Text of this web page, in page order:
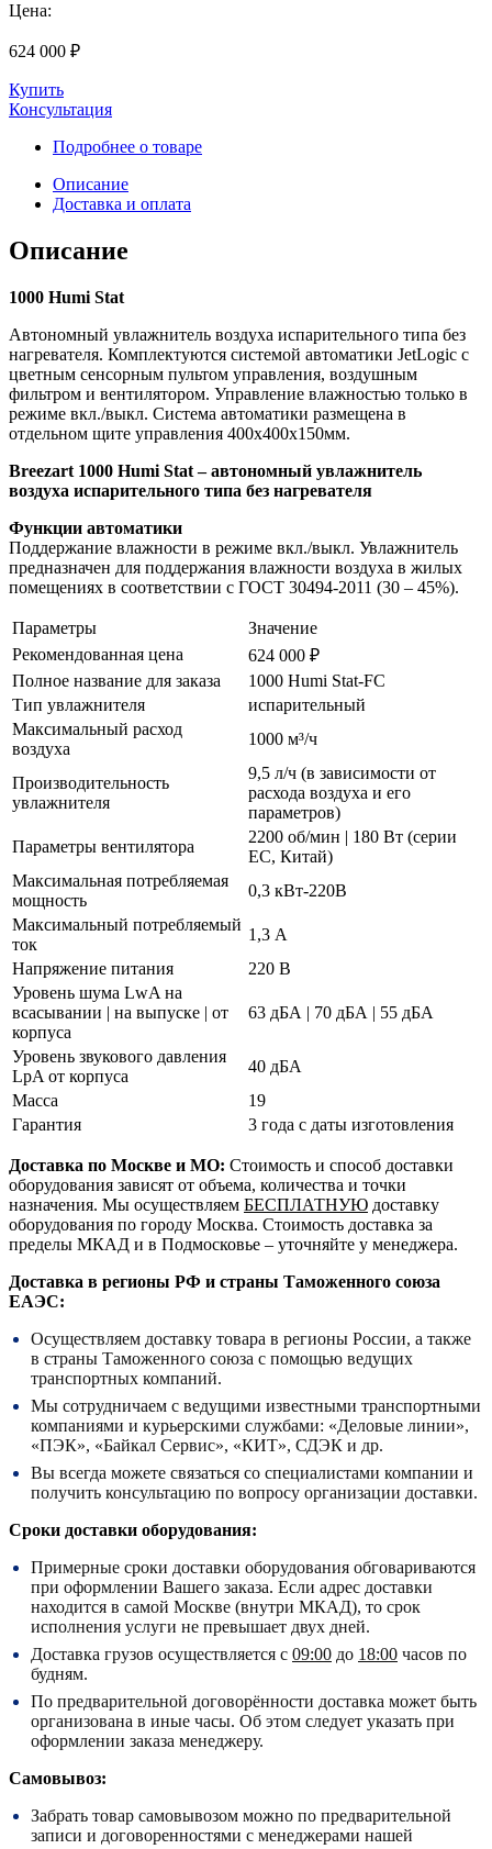
Цена:
624 000 ₽
Купить
Консультация
Подробнее о товаре
Описание
Доставка и оплата
Описание
1000 Humi Stat
Автономный увлажнитель воздуха испарительного типа без
нагревателя. Комплектуются системой автоматики JetLogic с
цветным сенсорным пультом управления, воздушным
фильтром и вентилятором. Управление влажностью только в
режиме вкл./выкл. Система автоматики размещена в
отдельном щите управления 400х400х150мм.
Breezart 1000 Humi Stat – автономный увлажнитель
воздуха испарительного типа без нагревателя
Функции автоматики
Поддержание влажности в режиме вкл./выкл. Увлажнитель
предназначен для поддержания влажности воздуха в жилых
помещениях в соответствии с ГОСТ 30494-2011 (30 – 45%).
Параметры
Значение
Рекомендованная цена
624 000 ₽
Полное название для заказа
1000 Humi Stat-FC
Тип увлажнителя
испарительный
Максимальный расход
воздуха
1000 м³/ч
Производительность
увлажнителя
9,5 л/ч (в зависимости от
расхода воздуха и его
параметров)
Параметры вентилятора
2200 об/мин | 180 Вт (серии
EC, Китай)
Максимальная потребляемая
мощность
0,3 кВт-220В
Максимальный потребляемый
ток
1,3 А
Напряжение питания
220 В
Уровень шума LwA на
всасывании | на выпуске | от
корпуса
63 дБА | 70 дБА | 55 дБА
Уровень звукового давления
LpA от корпуса
40 дБА
Масса
19
Гарантия
3 года с даты изготовления
Доставка по Москве и МО: Стоимость и способ доставки
оборудования зависят от объема, количества и точки
назначения. Мы осуществляем БЕСПЛАТНУЮ доставку
оборудования по городу Москва. Стоимость доставка за
пределы МКАД и в Подмосковье – уточняйте у менеджера.
Доставка в регионы РФ и страны Таможенного союза
ЕАЭС:
Осуществляем доставку товара в регионы России, а также
в страны Таможенного союза с помощью ведущих
транспортных компаний.
Мы сотрудничаем с ведущими известными транспортными
компаниями и курьерскими службами: «Деловые линии»,
«ПЭК», «Байкал Сервис», «КИТ», СДЭК и др.
Вы всегда можете связаться со специалистами компании и
получить консультацию по вопросу организации доставки.
Сроки доставки оборудования:
Примерные сроки доставки оборудования обговариваются
при оформлении Вашего заказа. Если адрес доставки
находится в самой Москве (внутри МКАД), то срок
исполнения услуги не превышает двух дней.
Доставка грузов осуществляется с 09:00 до 18:00 часов по
будням.
По предварительной договорённости доставка может быть
организована в иные часы. Об этом следует указать при
оформлении заказа менеджеру.
Самовывоз:
Забрать товар самовывозом можно по предварительной
записи и договоренностями с менеджерами нашей